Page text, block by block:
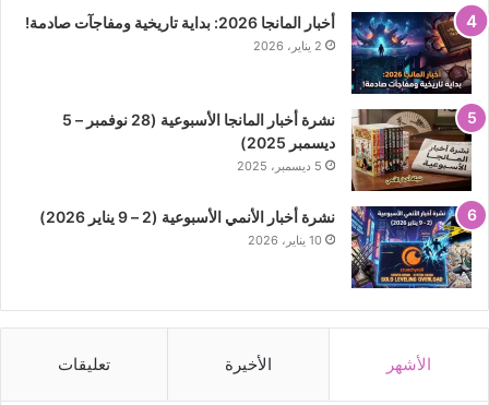
أخبار المانجا 2026: بداية تاريخية ومفاجآت صادمة!
2 يناير، 2026
نشرة أخبار المانجا الأسبوعية (28 نوفمبر – 5
ديسمبر 2025)
5 ديسمبر، 2025
نشرة أخبار الأنمي الأسبوعية (2 – 9 يناير 2026)
10 يناير، 2026
الأشهر الأخيرة تعليقات